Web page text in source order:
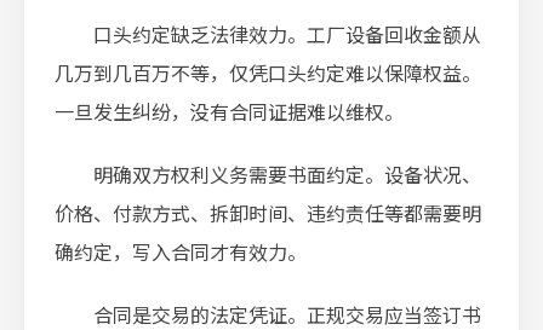
口头约定缺乏法律效力。工厂设备回收金额从
几万到几百万不等，仅凭口头约定难以保障权益。
一旦发生纠纷，没有合同证据难以维权。
明确双方权利义务需要书面约定。设备状况、
价格、付款方式、拆卸时间、违约责任等都需要明
确约定，写入合同才有效力。
合同是交易的法定凭证。正规交易应当签订书